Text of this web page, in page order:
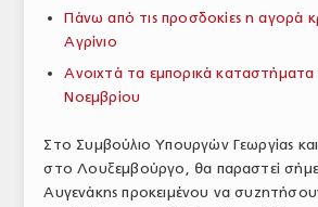
ΠΡΩΤΕΣ ΥΛΕΣ
ΕΞΟΠΛΙΣΜΟΣ
ΥΠΗΡΕΣΙΕΣ
ΕΜΠΟΡΙΚΟΙ ΑΝΤΙΠΡΟΣΩΠΟΙ
ΝΟΜΟΘΕΣΙΑ
Πάνω από τις προσδοκίες η αγορά
Αγρίνιο
Ανοιχτά τα εμπορικά καταστήματα
Νοεμβρίου
Στο Συμβούλιο Υπουργών Γεωργίας
στο Λουξεμβούργο, θα παραστεί
Αυγενάκης προκειμένου να